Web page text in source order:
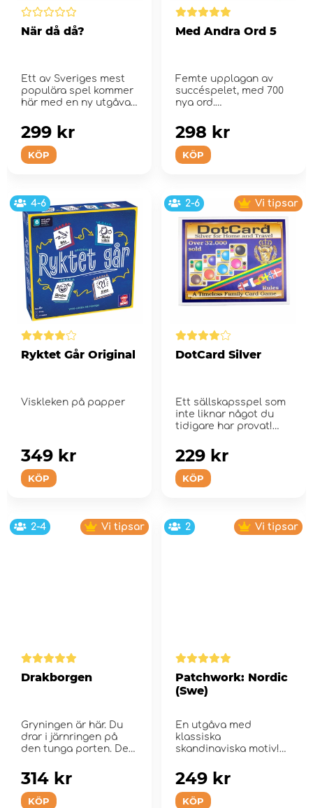
När då då?
Ett av Sveriges mest
populära spel kommer
här med en ny utgåva
KÖP
299 kr
Med Andra Ord 5
Femte upplagan av
succéspelet, med 700
nya ord.
KÖP
298 kr
4-6
Ryktet Går Original
Viskleken på papper
KÖP
349 kr
2-6 Vi tipsar
DotCard Silver
Ett sällskapsspel som
inte liknar något du
tidigare har provat!
KÖP
229 kr
2-4 Vi tipsar
Drakborgen
Gryningen är här. Du
drar i järnringen på
den tunga porten. Den
KÖP
314 kr
2 Vi tipsar
Patchwork: Nordic
(Swe)
En utgåva med
klassiska
skandinaviska motiv!
KÖP
249 kr